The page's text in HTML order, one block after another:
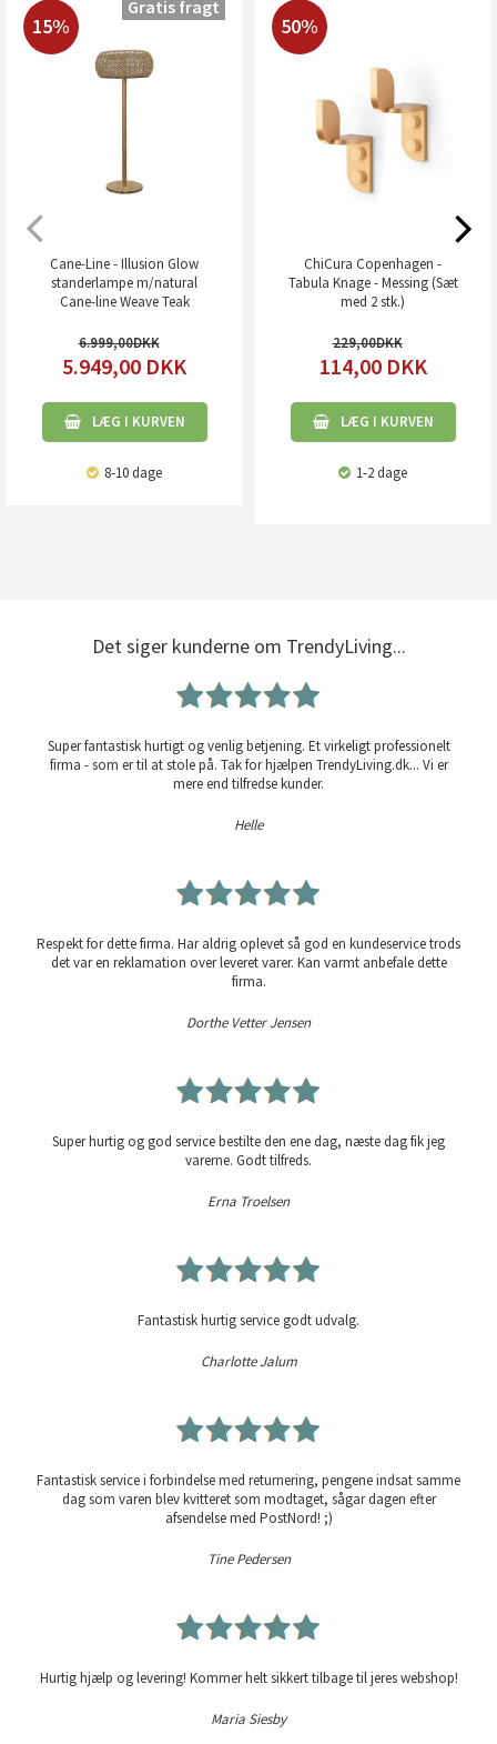
15%
Cane-Line - Illusion Glow
standerlampe m/natural
Cane-line Weave Teak
6.999,00
5.949,00 DKK
LÆG I KURVEN
8-10 dage
Gratis fragt
50%
ChiCura Copenhagen -
Tabula Knage - Messing (Sæt
med 2 stk.)
229,00
114,00 DKK
LÆG I KURVEN
1-2 dage
Det siger kunderne om TrendyLiving...
Super fantastisk hurtigt og venlig betjening. Et virkeligt professionelt
firma - som er til at stole på. Tak for hjælpen TrendyLiving.dk... Vi er
mere end tilfredse kunder.
Helle
Respekt for dette firma. Har aldrig oplevet så god en kundeservice trods
det var en reklamation over leveret varer. Kan varmt anbefale dette
firma.
Dorthe Vetter Jensen
Super hurtig og god service bestilte den ene dag, næste dag fik jeg
varerne. Godt tilfreds.
Erna Troelsen
Fantastisk hurtig service godt udvalg.
Charlotte Jalum
Fantastisk service i forbindelse med returnering, pengene indsat samme
dag som varen blev kvitteret som modtaget, sågar dagen efter
afsendelse med PostNord! ;)
Tine Pedersen
Hurtig hjælp og levering! Kommer helt sikkert tilbage til jeres webshop!
Maria Siesby